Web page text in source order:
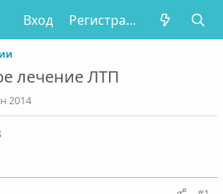
Вход Регистрация
лечение ЛТП
2014